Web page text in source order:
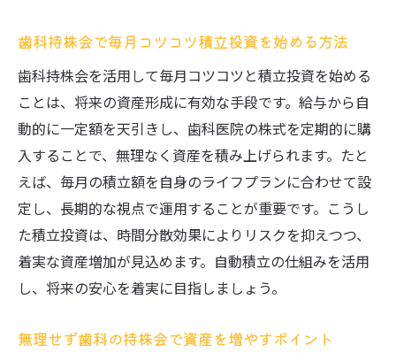
で検証
退会時の歯科持株会リスクと資産確保のポ
イント
持株会と他の資産運用の違いを比較検証
歯科持株会と他の資産運用を徹底的に比較
する
歯科従業員が選ぶべき資産運用と持株会の
違い
歯科持株会と投資商品の利回りや安全性を
比較
メリット
歯科持株会で毎月コツコツ積立投資を始める方法
歯科持株会を活用して毎月コツコツと積立投資を始める
ことは、将来の資産形成に有効な手段です。給与から自
動的に一定額を天引きし、歯科医院の株式を定期的に購
入することで、無理なく資産を積み上げられます。たと
えば、毎月の積立額を自身のライフプランに合わせて設
定し、長期的な視点で運用することが重要です。こうし
た積立投資は、時間分散効果によりリスクを抑えつつ、
着実な資産増加が見込めます。自動積立の仕組みを活用
し、将来の安心を着実に目指しましょう。
無理せず歯科の持株会で資産を増やすポイント